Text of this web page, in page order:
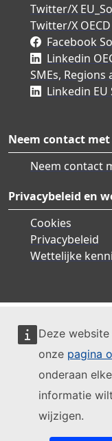
Deze
onze pagina
onderaan
informatie
wijzigen.
Twitter/X
Twitter/X OECD
Facebook
Linkedin
SMEs, Regions
Linkedin EU
Neem contact
Neem contact
Privacybeleid en
Cookies
Privacybeleid
Wettelijke